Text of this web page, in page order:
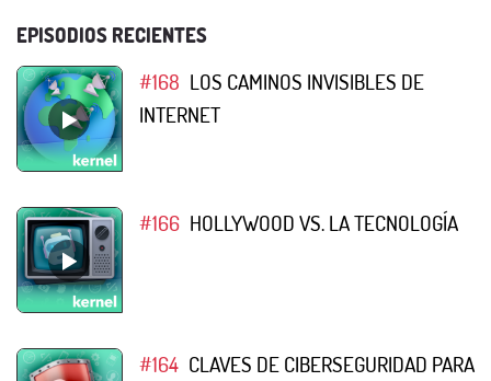
EPISODIOS RECIENTES
#168 LOS CAMINOS INVISIBLES DE
INTERNET
#166 HOLLYWOOD VS. LA TECNOLOGÍA
#164 CLAVES DE CIBERSEGURIDAD PARA